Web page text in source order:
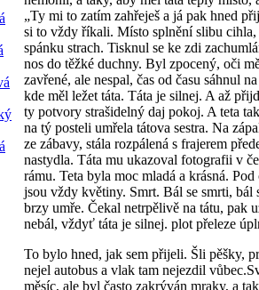
„Ty mi to zatím zahřeješ a já pak hned
si to vždy říkali. Místo splnění slibu cihla,
spánku strach. Tisknul se ke zdi
nos do těžké duchny. Byl zpocený, oči
zavřené, ale nespal, čas od času sáhnul
kde měl ležet táta. Táta je silnej. A až
ty potvory strašidelný daj pokoj. A teta
na tý posteli umřela tátova sestra. Na
ze zábavy, stála rozpálená s frajerem
nastydla. Táta mu ukazoval fotografii v
rámu. Teta byla moc mladá a krásná. Pod
jsou vždy květiny. Smrt. Bál se smrti, bál
brzy umře. Čekal netrpělivě na tátu, pak
nebál, vždyť táta je silnej. plot přeleze
To bylo hned, jak sem přijeli. Šli pěšky,
nejel autobus a vlak tam nejezdil
měsíc, ale byl často zakrýván mraky, a